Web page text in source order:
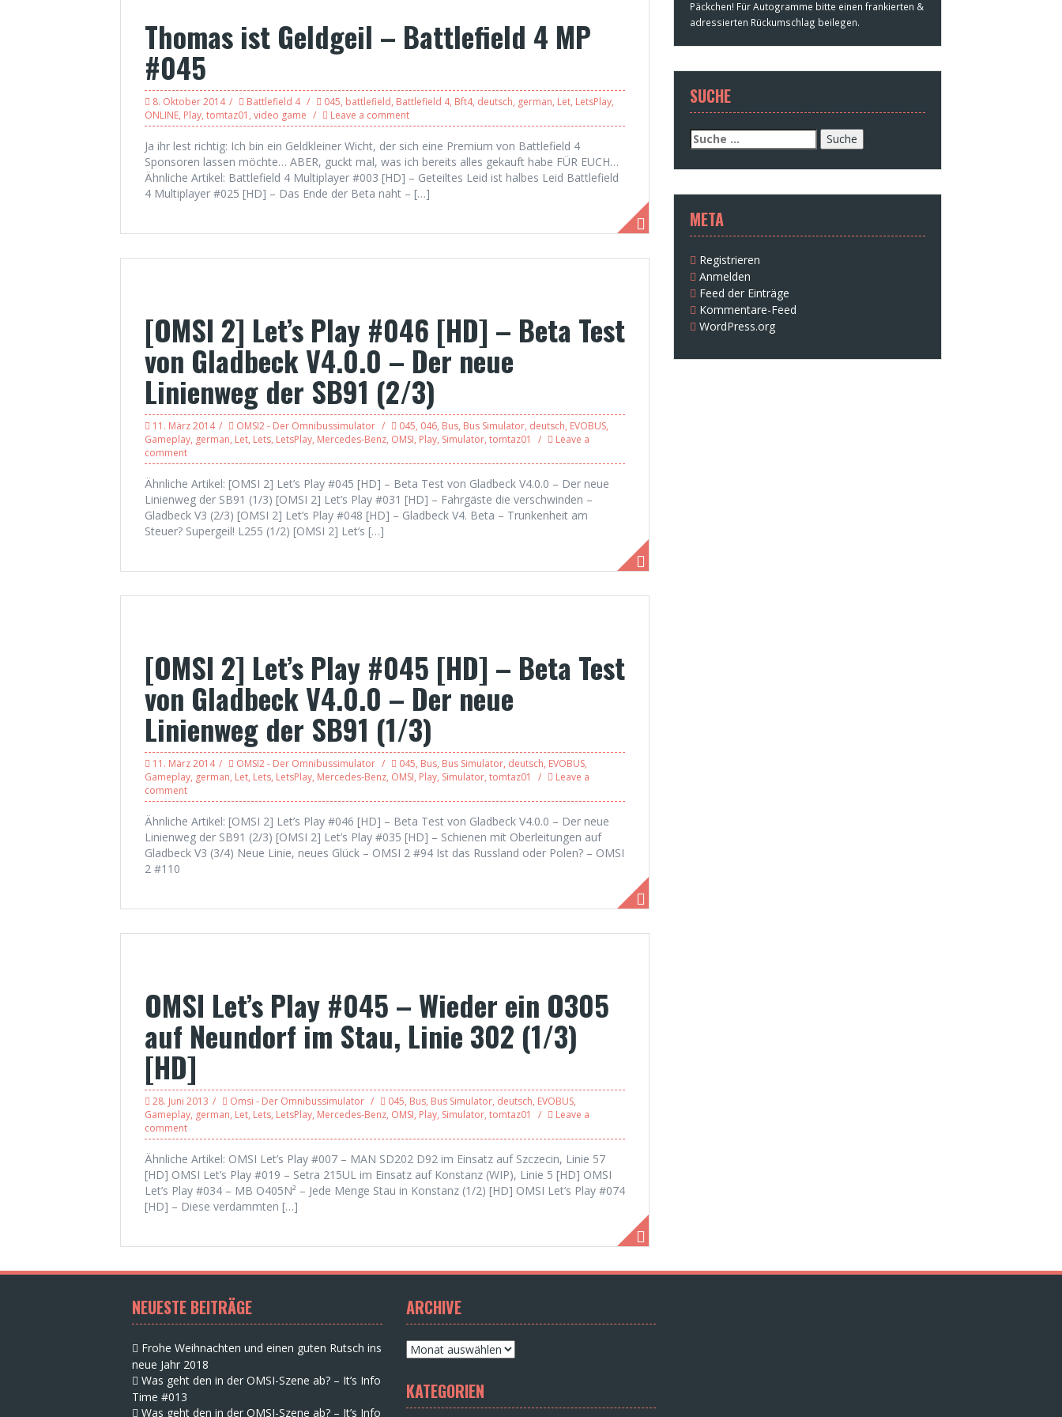
Thomas ist Geldgeil – Battlefield 4 MP
#045
8. Oktober 2014 Battlefield 4 045, battlefield, Battlefield 4, Bft4, deutsch, german, Let, LetsPlay,
ONLINE, Play, tomtaz01 , video game Leave a comment
Ja ihr lest richtig: Ich bin ein Geldkleiner Wicht, der sich eine Premium von Battlefield 4
Sponsoren lassen möchte… ABER, guckt mal, was ich bereits alles gekauft habe FÜR EUCH…
Ähnliche Artikel: Battlefield 4 Multiplayer #003 [HD] – Geteiltes Leid ist halbes Leid Battlefield
4 Multiplayer #025 [HD] – Das Ende der Beta naht – […]
[OMSI 2] Let’s Play #046 [HD] – Beta Test
von Gladbeck V4.0.0 – Der neue
Linienweg der SB91 (2/3)
11. März 2014 OMSI2 - Der Omnibussimulator 045, 046, Bus, Bus Simulator, deutsch, EVOBUS,
Gameplay, german, Let, Lets, LetsPlay, Mercedes-Benz, OMSI, Play, Simulator, tomtaz01
Leave a
comment
Ähnliche Artikel: [OMSI 2] Let’s Play #045 [HD] – Beta Test von Gladbeck V4.0.0 – Der neue
Linienweg der SB91 (1/3) [OMSI 2] Let’s Play #031 [HD] – Fahrgäste die verschwinden –
Gladbeck V3 (2/3) [OMSI 2] Let’s Play #048 [HD] – Gladbeck V4. Beta – Trunkenheit am
Steuer? Supergeil! L255 (1/2) [OMSI 2] Let’s […]
[OMSI 2] Let’s Play #045 [HD] – Beta Test
von Gladbeck V4.0.0 – Der neue
Linienweg der SB91 (1/3)
11. März 2014 OMSI2 - Der Omnibussimulator 045, Bus, Bus Simulator, deutsch, EVOBUS,
Gameplay, german, Let, Lets, LetsPlay, Mercedes-Benz, OMSI, Play, Simulator, tomtaz01
Leave a
comment
Ähnliche Artikel: [OMSI 2] Let’s Play #046 [HD] – Beta Test von Gladbeck V4.0.0 – Der neue
Linienweg der SB91 (2/3) [OMSI 2] Let’s Play #035 [HD] – Schienen mit Oberleitungen auf
Gladbeck V3 (3/4) Neue Linie, neues Glück – OMSI 2 #94 Ist das Russland oder Polen? – OMSI
2 #110
OMSI Let’s Play #045 – Wieder ein O305
auf Neundorf im Stau, Linie 302 (1/3)
[HD]
28. Juni 2013 Omsi - Der Omnibussimulator 045, Bus, Bus Simulator, deutsch, EVOBUS,
Gameplay, german, Let, Lets, LetsPlay, Mercedes-Benz, OMSI, Play, Simulator, tomtaz01
Leave a
comment
Ähnliche Artikel: OMSI Let’s Play #007 – MAN SD202 D92 im Einsatz auf Szczecin, Linie 57
[HD] OMSI Let’s Play #019 – Setra 215UL im Einsatz auf Konstanz (WIP), Linie 5 [HD] OMSI
Let’s Play #034 – MB O405N² – Jede Menge Stau in Konstanz (1/2) [HD] OMSI Let’s Play #074
[HD] – Diese verdammten […]
Päckchen! Für Autogramme bitte einen frankierten &
adressierten Rückumschlag beilegen.
SUCHE
Suche
nach:
META
Registrieren
Anmelden
Feed der Einträge
Kommentare-Feed
WordPress.org
NEUESTE BEITRÄGE
Frohe Weihnachten und einen guten Rutsch ins
neue Jahr 2018
Was geht den in der OMSI-Szene ab? – It’s Info
Time #013
Was geht den in der OMSI-Szene ab? – It’s Info
ARCHIVE
Archive
KATEGORIEN